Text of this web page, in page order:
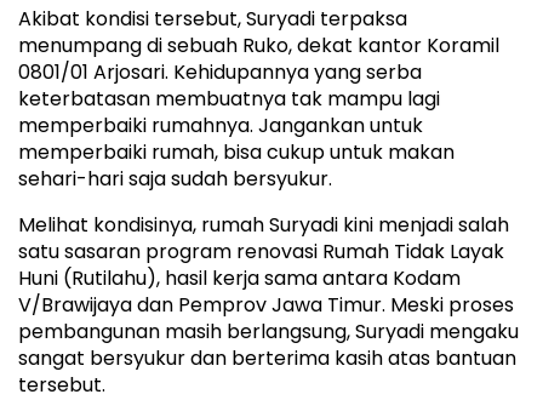
Akibat kondisi tersebut, Suryadi terpaksa
menumpang di sebuah Ruko, dekat kantor Koramil
0801/01 Arjosari. Kehidupannya yang serba
keterbatasan membuatnya tak mampu lagi
memperbaiki rumahnya. Jangankan untuk
memperbaiki rumah, bisa cukup untuk makan
sehari-hari saja sudah bersyukur.
Melihat kondisinya, rumah Suryadi kini menjadi salah
satu sasaran program renovasi Rumah Tidak Layak
Huni (Rutilahu), hasil kerja sama antara Kodam
V/Brawijaya dan Pemprov Jawa Timur. Meski proses
pembangunan masih berlangsung, Suryadi mengaku
sangat bersyukur dan berterima kasih atas bantuan
tersebut.